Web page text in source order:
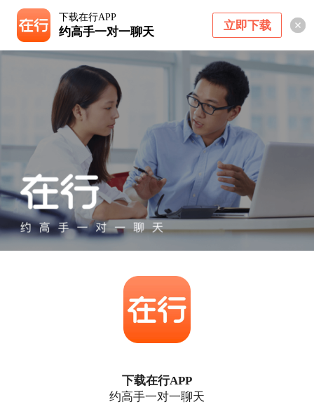
下载在行APP
约高手一对一聊天 立即下载
下载在行APP
约高手一对一聊天